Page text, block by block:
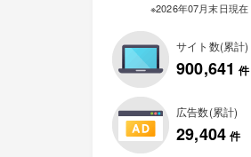
※2026年07月末日現在
サイト数(累計)
900,641 件
広告数(累計)
29,404 件